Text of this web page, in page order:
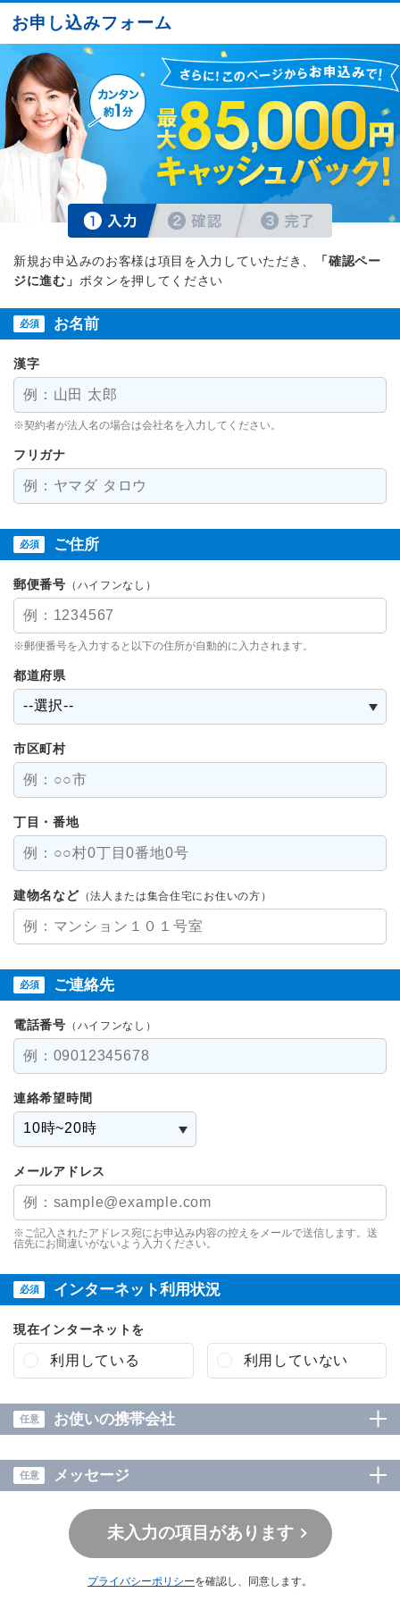
お申し込みフォーム
新規お申込みのお客様は項目を入力していただき、
「確認ペー
ジに進む」 ボタンを押してください
必須 お名前
漢字
※契約者が法人名の場合は会社名を入力してください。
フリガナ
必須 ご住所
郵便番号 （ハイフンなし）
※郵便番号を入力すると以下の住所が自動的に入力されます。
都道府県
市区町村
丁目・番地
建物名など（法人または集合住宅にお住いの方）
必須 ご連絡先
電話番号 （ハイフンなし）
連絡希望時間
メールアドレス
※ご記入されたアドレス宛にお申込み内容の控えをメールで送信します。送
信先にお間違いがないよう入力ください。
必須 インターネット利用状況
現在インターネットを
利用している 利用していない
任意 お使いの携帯会社
任意 メッセージ
プライバシーポリシーを確認し、同意します。